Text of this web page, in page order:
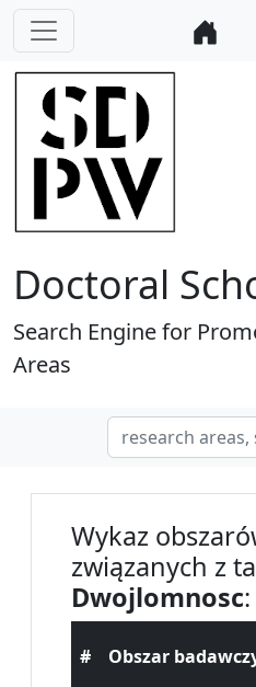
Doctoral
Search Engine for
Areas
Wykaz
związanych z
Dwojlomnosc:
# Obszar